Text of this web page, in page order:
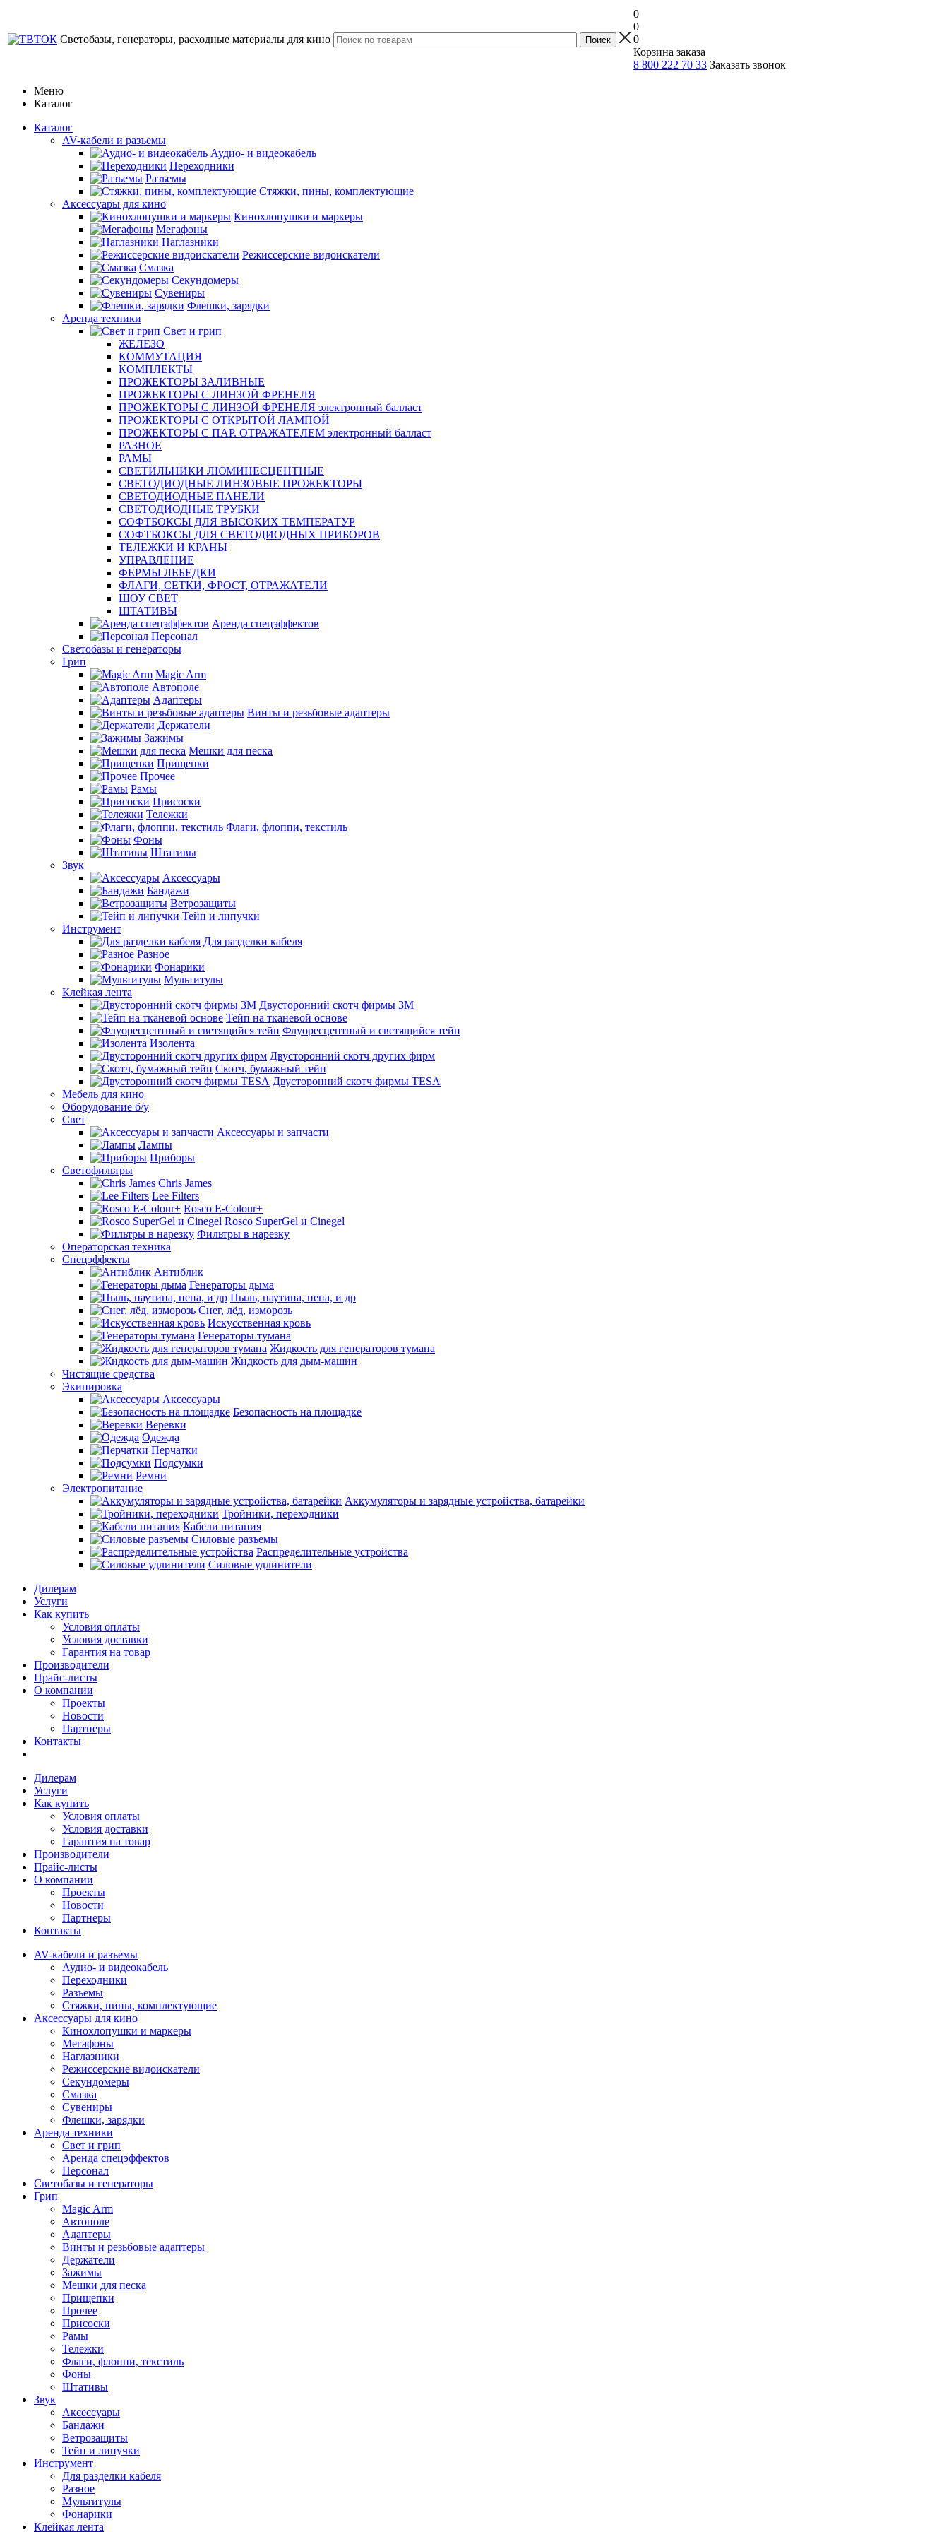
Светобазы, генераторы, расходные материалы для кино
0
0
0
Корзина заказа
8 800 222 70 33 Заказать звонок
Меню
Каталог
Каталог
AV-кабели и разъемы
Аудио- и видеокабель
Переходники
Разъемы
Стяжки, пины, комплектующие
Аксессуары для кино
Кинохлопушки и маркеры
Мегафоны
Наглазники
Режиссерские видоискатели
Смазка
Секундомеры
Сувениры
Флешки, зарядки
Аренда техники
Свет и грип
ЖЕЛЕЗО
КОММУТАЦИЯ
КОМПЛЕКТЫ
ПРОЖЕКТОРЫ ЗАЛИВНЫЕ
ПРОЖЕКТОРЫ С ЛИНЗОЙ ФРЕНЕЛЯ
ПРОЖЕКТОРЫ С ЛИНЗОЙ ФРЕНЕЛЯ электронный балласт
ПРОЖЕКТОРЫ С ОТКРЫТОЙ ЛАМПОЙ
ПРОЖЕКТОРЫ С ПАР. ОТРАЖАТЕЛЕМ электронный балласт
РАЗНОЕ
РАМЫ
СВЕТИЛЬНИКИ ЛЮМИНЕСЦЕНТНЫЕ
СВЕТОДИОДНЫЕ ЛИНЗОВЫЕ ПРОЖЕКТОРЫ
СВЕТОДИОДНЫЕ ПАНЕЛИ
СВЕТОДИОДНЫЕ ТРУБКИ
СОФТБОКСЫ ДЛЯ ВЫСОКИХ ТЕМПЕРАТУР
СОФТБОКСЫ ДЛЯ СВЕТОДИОДНЫХ ПРИБОРОВ
ТЕЛЕЖКИ И КРАНЫ
УПРАВЛЕНИЕ
ФЕРМЫ ЛЕБЕДКИ
ФЛАГИ, СЕТКИ, ФРОСТ, ОТРАЖАТЕЛИ
ШОУ СВЕТ
ШТАТИВЫ
Аренда спецэффектов
Персонал
Светобазы и генераторы
Грип
Magic Arm
Автополе
Адаптеры
Винты и резьбовые адаптеры
Держатели
Зажимы
Мешки для песка
Прищепки
Прочее
Рамы
Присоски
Тележки
Флаги, флоппи, текстиль
Фоны
Штативы
Звук
Аксессуары
Бандажи
Ветрозащиты
Тейп и липучки
Инструмент
Для разделки кабеля
Разное
Фонарики
Мультитулы
Клейкая лента
Двусторонний скотч фирмы 3M
Тейп на тканевой основе
Флуоресцентный и светящийся тейп
Изолента
Двусторонний скотч других фирм
Скотч, бумажный тейп
Двусторонний скотч фирмы TESA
Мебель для кино
Оборудование б/у
Свет
Аксессуары и запчасти
Лампы
Приборы
Светофильтры
Chris James
Lee Filters
Rosco E-Colour+
Rosco SuperGel и Cinegel
Фильтры в нарезку
Операторская техника
Спецэффекты
Антиблик
Генераторы дыма
Пыль, паутина, пена, и др
Снег, лёд, изморозь
Искусственная кровь
Генераторы тумана
Жидкость для генераторов тумана
Жидкость для дым-машин
Чистящие средства
Экипировка
Аксессуары
Безопасность на площадке
Веревки
Одежда
Перчатки
Подсумки
Ремни
Электропитание
Аккумуляторы и зарядные устройства, батарейки
Тройники, переходники
Кабели питания
Силовые разъемы
Распределительные устройства
Силовые удлинители
Дилерам
Услуги
Как купить
Условия оплаты
Условия доставки
Гарантия на товар
Производители
Прайс-листы
О компании
Проекты
Новости
Партнеры
Контакты
Дилерам
Услуги
Как купить
Условия оплаты
Условия доставки
Гарантия на товар
Производители
Прайс-листы
О компании
Проекты
Новости
Партнеры
Контакты
AV-кабели и разъемы
Аудио- и видеокабель
Переходники
Разъемы
Стяжки, пины, комплектующие
Аксессуары для кино
Кинохлопушки и маркеры
Мегафоны
Наглазники
Режиссерские видоискатели
Секундомеры
Смазка
Сувениры
Флешки, зарядки
Аренда техники
Свет и грип
Аренда спецэффектов
Персонал
Светобазы и генераторы
Грип
Magic Arm
Автополе
Адаптеры
Винты и резьбовые адаптеры
Держатели
Зажимы
Мешки для песка
Прищепки
Прочее
Присоски
Рамы
Тележки
Флаги, флоппи, текстиль
Фоны
Штативы
Звук
Аксессуары
Бандажи
Ветрозащиты
Тейп и липучки
Инструмент
Для разделки кабеля
Разное
Мультитулы
Фонарики
Клейкая лента